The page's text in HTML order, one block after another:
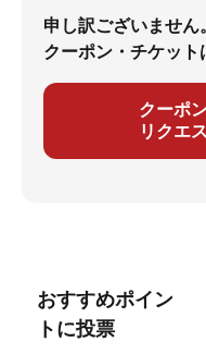
申し訳ございませ
クーポン・チケット
クーポ
リクエ
おすすめポイン
トに投票